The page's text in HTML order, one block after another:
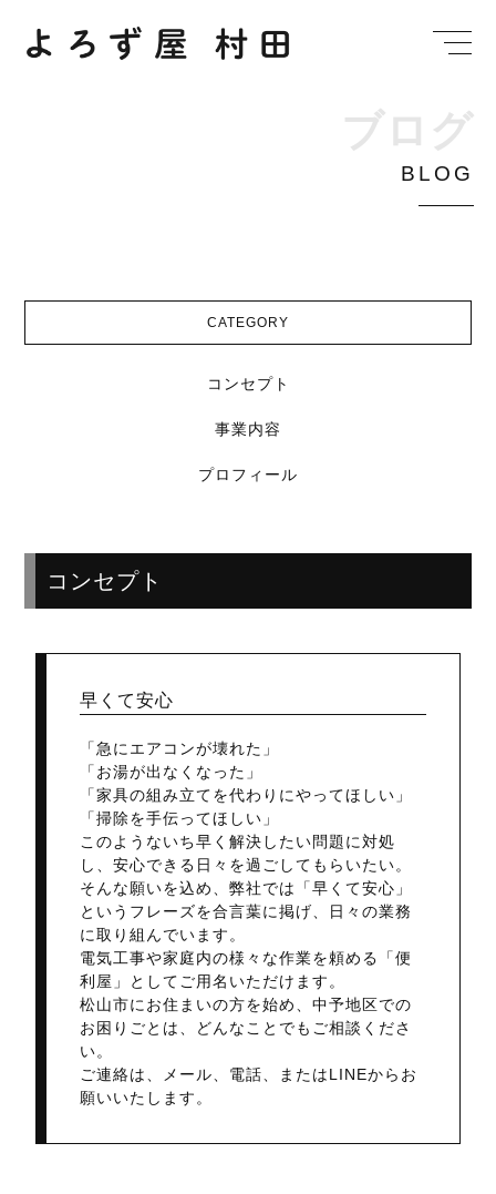
ブ ロ グ
B L O G
CATEGORY
コンセプト
事業内容
プロフィール
コンセプト
早くて安心
「急にエアコンが壊れた」
「お湯が出なくなった」
「家具の組み立てを代わりにやってほしい」
「掃除を手伝ってほしい」
このようないち早く解決したい問題に対処
し、安心できる日々を過ごしてもらいたい。
そんな願いを込め、弊社では「早くて安心」
というフレーズを合言葉に掲げ、日々の業務
に取り組んでいます。
電気工事や家庭内の様々な作業を頼める「便
利屋」としてご用名いただけます。
松山市にお住まいの方を始め、中予地区での
お困りごとは、どんなことでもご相談くださ
い。
ご連絡は、メール、電話、またはLINEからお
願いいたします。